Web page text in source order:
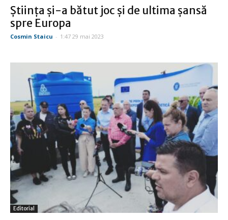
Ştiinţa şi-a bătut joc şi de ultima şansă
spre Europa
Cosmin Staicu - 1:47 29 mai 2023
Editorial